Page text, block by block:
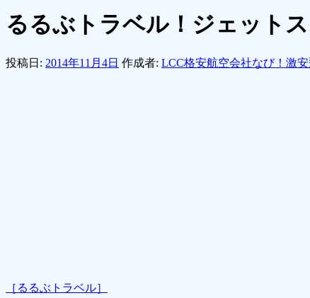
るるぶトラベル！ジェット
投稿日: 2014年11月4日 作成者: LCC格安航空会社なび！激
［るるぶトラベル］